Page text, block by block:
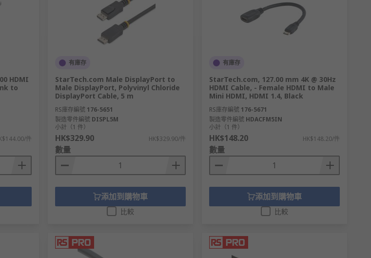
HDMI
to
件
有庫存
StarTech.com Male DisplayPort to
Male DisplayPort, Polyvinyl Chloride
DisplayPort Cable, 5 m
RS庫存編號 176-5651
製造零件編號 DISPL5M
小計（1 件）
HK$329.90 HK$329.90/件
數量
添加到購物車
比較
有庫存
StarTech.com, 127.00 mm 4K @ 30Hz
HDMI Cable, - Female HDMI to Male
Mini HDMI, HDMI 1.4, Black
RS庫存編號 176-5671
製造零件編號 HDACFM5IN
小計（1 件）
HK$148.20 HK$148.20/件
數量
添加到購物車
比較